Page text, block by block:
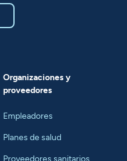
Organizaciones y
proveedores
Empleadores
Planes de salud